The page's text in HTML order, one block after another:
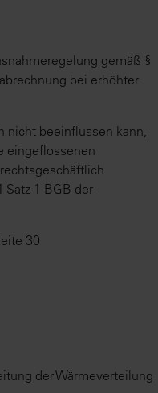
gemäß §
bei erhöhter
nicht beeinflussen kann,
eingeflossenen
Satz 1 BGB der
30
der Wärmeverteilung